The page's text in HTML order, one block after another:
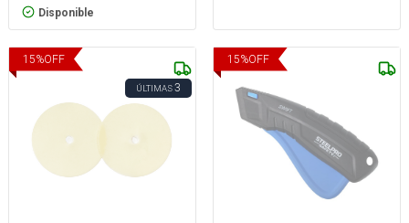
Disponible
15%OFF
ÚLTIMAS3
15%OFF